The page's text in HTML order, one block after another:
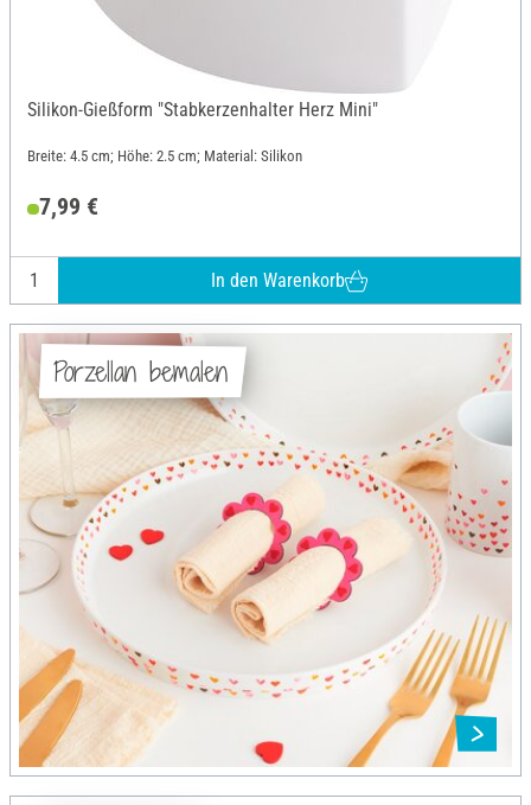
Silikon-Gießform "Stabkerzenhalter Herz Mini"
Breite: 4.5 cm; Höhe: 2.5 cm; Material: Silikon
7,99 €
In den Warenkorb
Porzellan bemalen